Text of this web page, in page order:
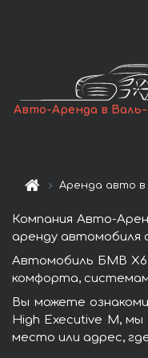
Авто-Аренда в
Аренда авто в
Компания Авто-
аренду автомобиля
Автомобиль БМВ X6
комфорта,
Вы можете
High Executive M,
место или адрес,